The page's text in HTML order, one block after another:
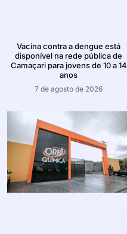
Vacina contra a dengue está
disponível na rede pública de
Camaçari para jovens de 10 a 14
anos
7 de agosto de 2026